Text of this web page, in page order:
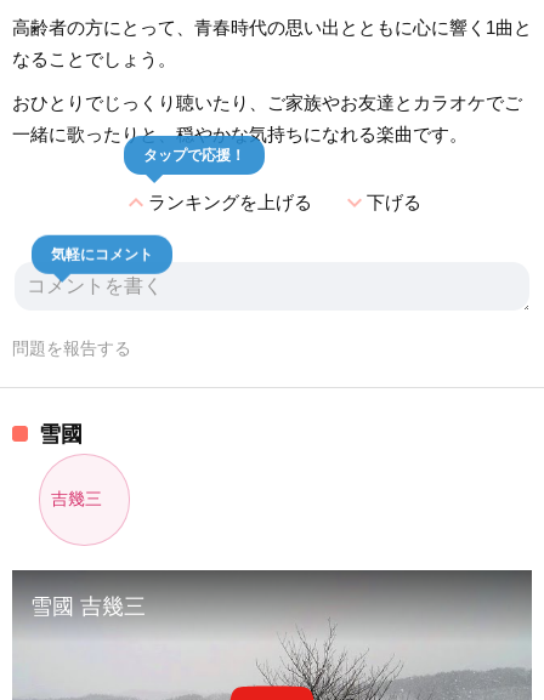
高齢者の方にとって、青春時代の思い出とともに心に響く1曲と
なることでしょう。
おひとりでじっくり聴いたり、ご家族やお友達とカラオケでご
一緒に歌ったりと、穏やかな気持ちになれる楽曲です。
expand_lessランキングを上げる
タップで応援！
expand_more下げる
気軽にコメント
問題を報告する
雪國
吉幾三
雪國 吉幾三